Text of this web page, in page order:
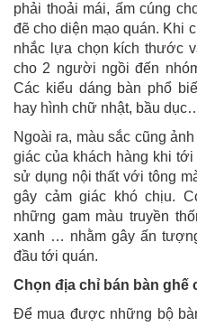
phải thoải mái, ấm cúng
đẽ cho diện mạo quán. Khi
nhắc lựa chọn kích thước
cho 2 người ngồi đến
Các kiểu dáng bàn phổ
hay hình chữ nhật, bầu
Ngoài ra, màu sắc cũng
giác của khách hàng khi
sử dụng nội thất với tông
gây cảm giác khó chịu.
những gam màu truyền
xanh … nhằm gây ấn
đầu tới quán.
Chọn địa chỉ bán bàn ghế
Để mua được những bộ